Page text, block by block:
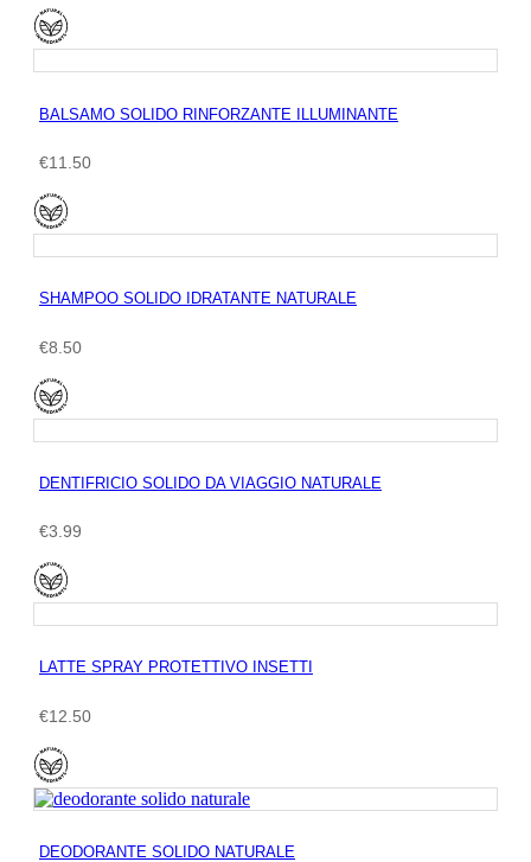
BALSAMO SOLIDO RINFORZANTE ILLUMINANTE
€11.50
SHAMPOO SOLIDO IDRATANTE NATURALE
€8.50
DENTIFRICIO SOLIDO DA VIAGGIO NATURALE
€3.99
LATTE SPRAY PROTETTIVO INSETTI
€12.50
DEODORANTE SOLIDO NATURALE